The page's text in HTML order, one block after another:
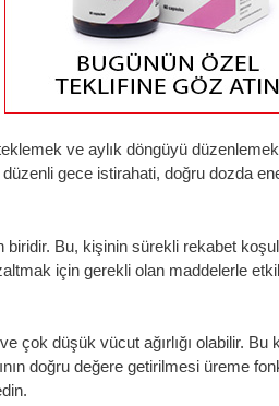
ve aylık döngüyü
düzenli gece istirahati, doğru dozda
Bu, kişinin sürekli rekabet
için gerekli olan maddelerle
çok düşük vücut ağırlığı olabilir.
doğru değere getirilmesi üreme